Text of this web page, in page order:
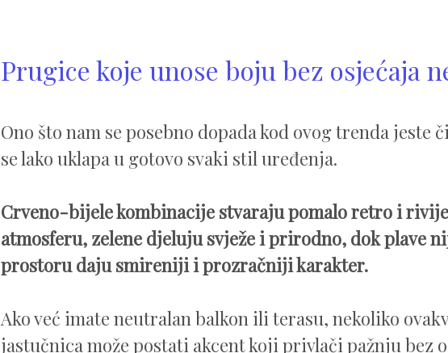
Prugice koje unose boju bez osjećaja
Ono što nam se posebno dopada kod ovog trenda jeste
se lako uklapa u gotovo svaki stil uređenja.
Crveno-bijele kombinacije stvaraju pomalo retro i
atmosferu, zelene djeluju svježe i prirodno, dok plave
prostoru daju smireniji i prozračniji karakter.
Ako već imate neutralan balkon ili terasu, nekoliko
jastučnica može postati akcent koji privlači pažnju bez